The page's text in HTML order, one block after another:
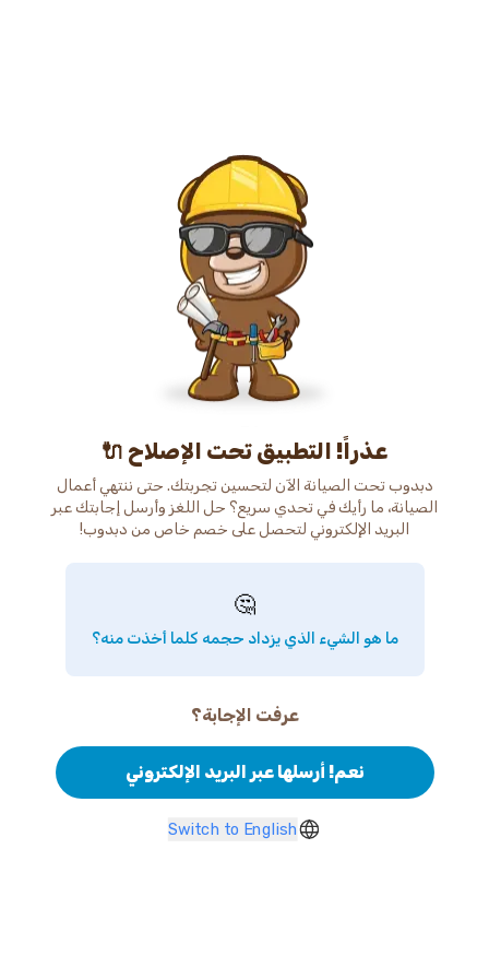
عذراً! التطبيق تحت الإصلاح 🔌
دبدوب تحت الصيانة الآن لتحسين تجربتك. حتى ننتهي أعمال
الصيانة، ما رأيك في تحدي سريع؟ حل اللغز وأرسل إجابتك عبر
البريد الإلكتروني لتحصل على خصم خاص من دبدوب!
🤔
ما هو الشيء الذي يزداد حجمه كلما أخذت منه؟
عرفت الإجابة؟
نعم! أرسلها عبر البريد الإلكتروني
Switch to English